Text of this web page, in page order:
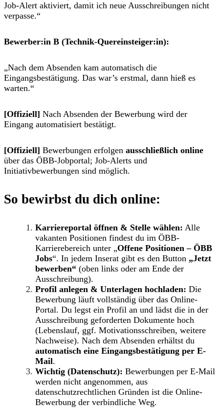
Job-Alert aktiviert, damit ich neue Ausschreibungen nicht
verpasse.“
Bewerber:in B (Technik-Quereinsteiger:in):
„Nach dem Absenden kam automatisch die
Eingangsbestätigung. Das war’s erstmal, dann hieß es
warten.“
[Offiziell] Nach Absenden der Bewerbung wird der
Eingang automatisiert bestätigt.
[Offiziell] Bewerbungen erfolgen ausschließlich online
über das ÖBB-Jobportal; Job-Alerts und
Initiativbewerbungen sind möglich.
So bewirbst du dich online:
Karriereportal öffnen & Stelle wählen: Alle
vakanten Positionen findest du im ÖBB-
Karrierebereich unter „Offene Positionen – ÖBB
Jobs“. In jedem Inserat gibt es den Button „Jetzt
bewerben“ (oben links oder am Ende der
Ausschreibung).
Profil anlegen & Unterlagen hochladen: Die
Bewerbung läuft vollständig über das Online-
Portal. Du legst ein Profil an und lädst die in der
Ausschreibung geforderten Dokumente hoch
(Lebenslauf, ggf. Motivationsschreiben, weitere
Nachweise). Nach dem Absenden erhältst du
automatisch eine Eingangsbestätigung per E-
Mail.
Wichtig (Datenschutz): Bewerbungen per E-Mail
werden nicht angenommen, aus
datenschutzrechtlichen Gründen ist die Online-
Bewerbung der verbindliche Weg.